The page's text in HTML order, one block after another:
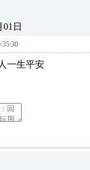
日
一生平安